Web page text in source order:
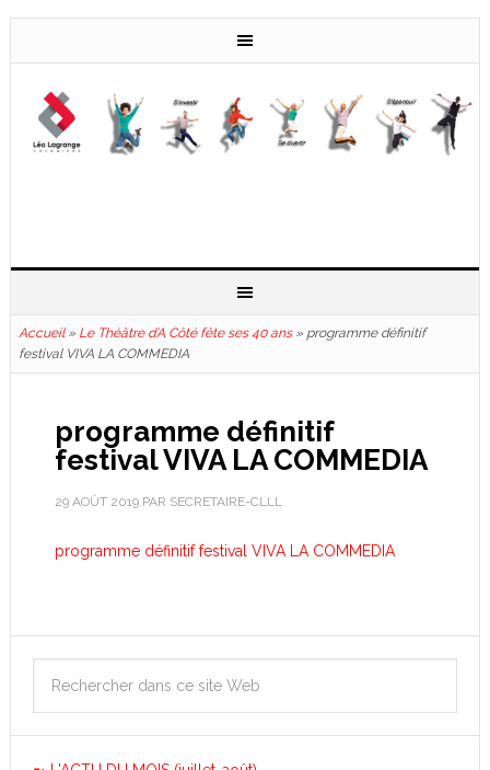
Accueil» Le Théâtre d’A Côté fête ses 40 ans» programme définitif
festival VIVA LA COMMEDIA
programme définitif
festival VIVA LA COMMEDIA
29 AOÛT 2019PAR SECRETAIRE-CLLL
programme définitif festival VIVA LA COMMEDIA